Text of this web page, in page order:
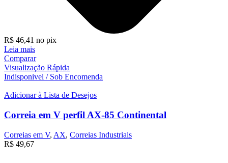
R$ 46,41 no pix
Leia mais
Comparar
Visualização Rápida
Indisponivel / Sob Encomenda
Adicionar à Lista de Desejos
Correia em V perfil AX-85 Continental
Correias em V, AX, Correias Industriais
R$ 49,67